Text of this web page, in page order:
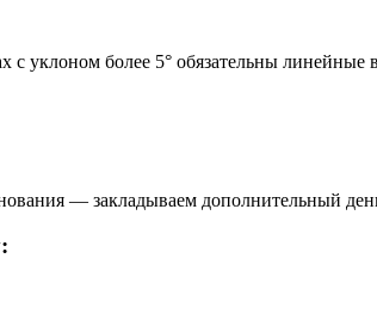
уклоном более 5° обязательны линейные
— закладываем дополнительный
: